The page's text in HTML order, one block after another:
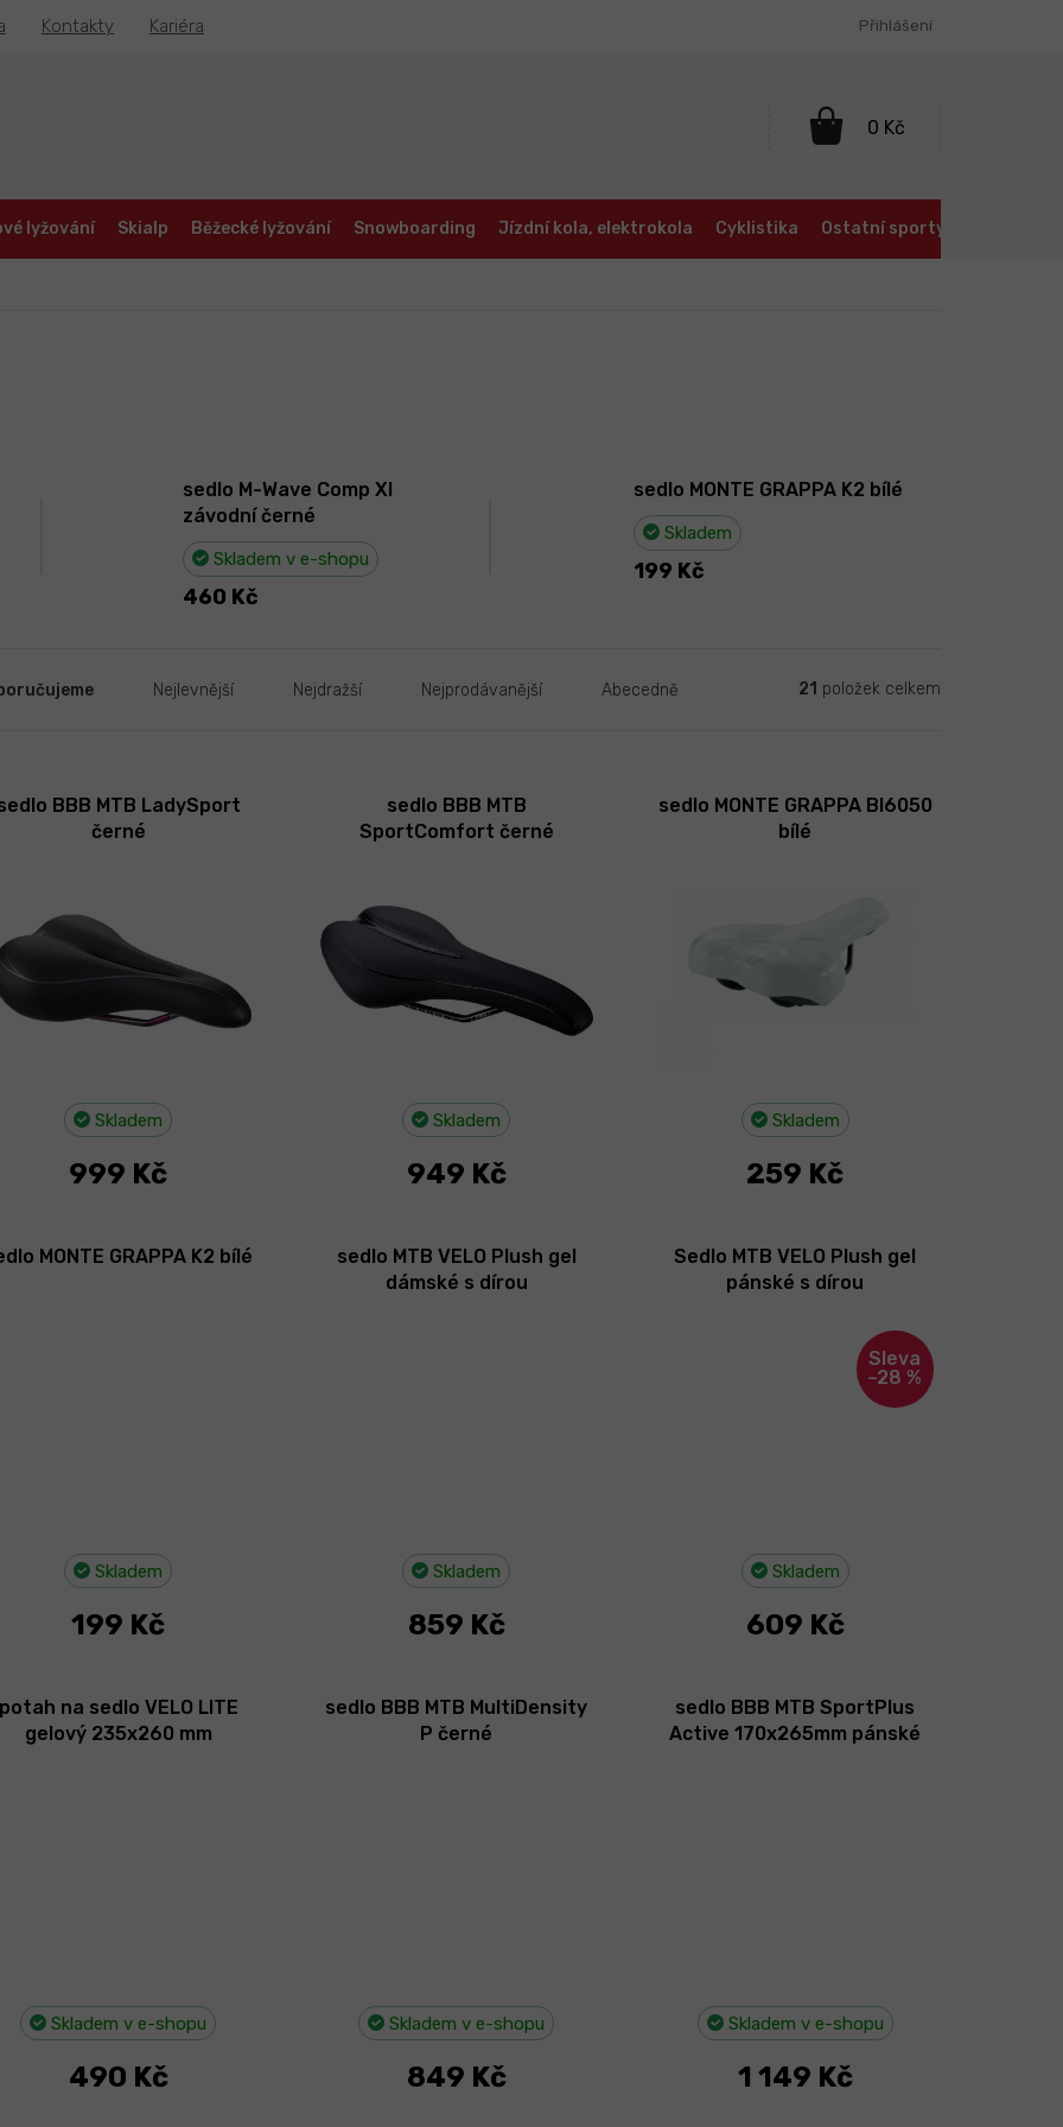
Kontakty Kariéra Přihlášení
NÁKUPNÍ
lyžování Skialp Běžecké lyžování Snowboarding Jízdní kola, elektrokola Cyklistika Ostatní sporty
sedlo M-Wave Comp XI
závodní černé
Skladem v e-shopu
460 Kč
sedlo MONTE GRAPPA K2 bílé
Skladem
199 Kč
Nejlevnější Nejdražší Nejprodávanější Abecedně 21 položek celkem
BBB MTB LadySport
černé
Skladem
999 Kč
sedlo BBB MTB
SportComfort černé
Skladem
949 Kč
sedlo MONTE GRAPPA BI6050
bílé
Skladem
259 Kč
MONTE GRAPPA K2 bílé
Skladem
199 Kč
sedlo MTB VELO Plush gel
dámské s dírou
Skladem
859 Kč
–28 %
Sedlo MTB VELO Plush gel
pánské s dírou
Skladem
609 Kč
potah na sedlo VELO LITE
gelový 235x260 mm
Skladem v e-shopu
490 Kč
sedlo BBB MTB MultiDensity
P černé
Skladem v e-shopu
849 Kč
sedlo BBB MTB SportPlus
Active 170x265mm pánské
Skladem v e-shopu
1 149 Kč